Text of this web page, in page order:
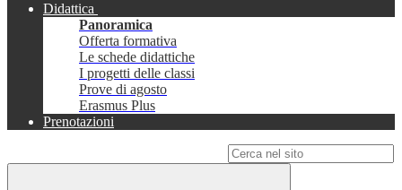
Didattica
Panoramica
Offerta formativa
Le schede didattiche
I progetti delle classi
Prove di agosto
Erasmus Plus
Prenotazioni